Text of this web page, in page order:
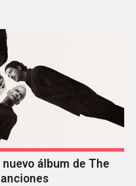
álbum de The